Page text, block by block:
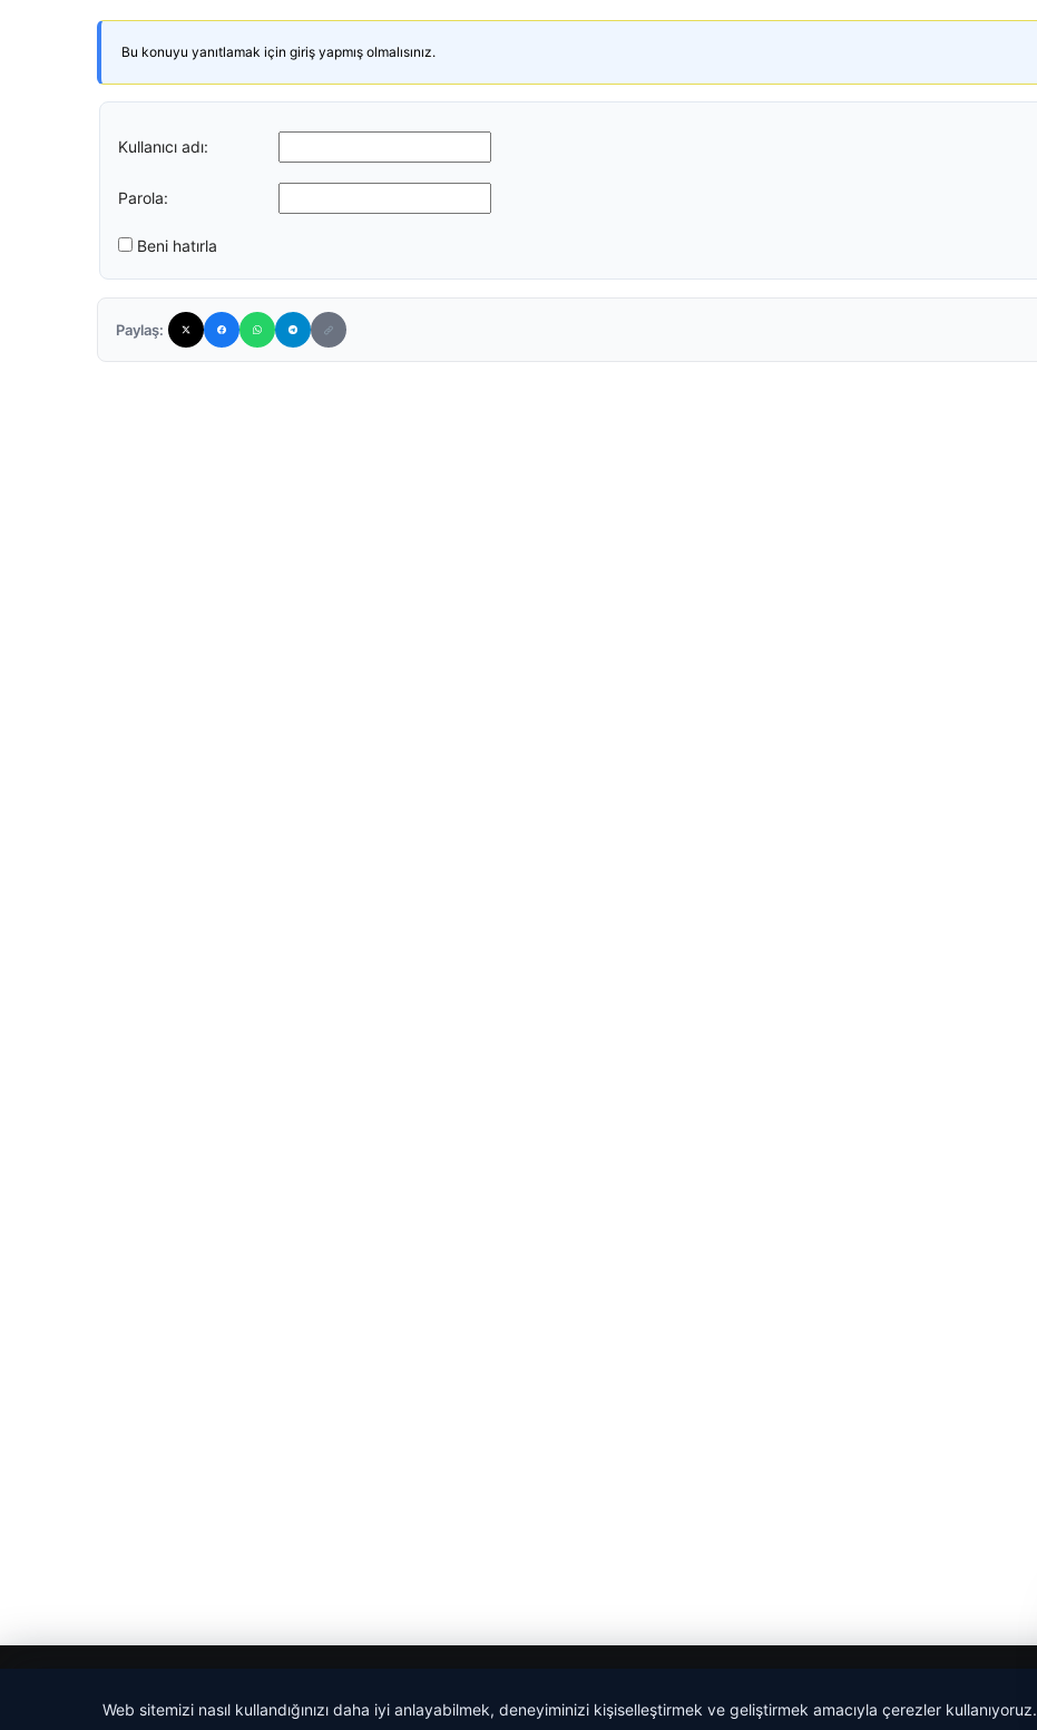
Bu konuyu yanıtlamak için giriş yapmış olmalısınız.
Kullanıcı adı:
Parola:
Beni hatırla
Paylaş:
Web sitemizi nasıl kullandığınızı daha iyi anlayabilmek, deneyiminizi kişiselleştirmek ve geliştirmek amacıyla çerezler kullanıyoruz.